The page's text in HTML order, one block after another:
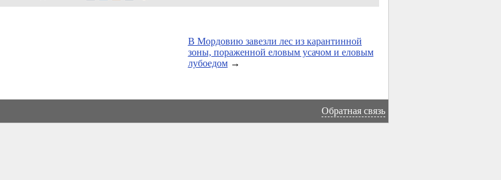
В Мордовию завезли лес из карантинной
зоны, пораженной еловым усачом и еловым
лубоедом→
Обратная связь